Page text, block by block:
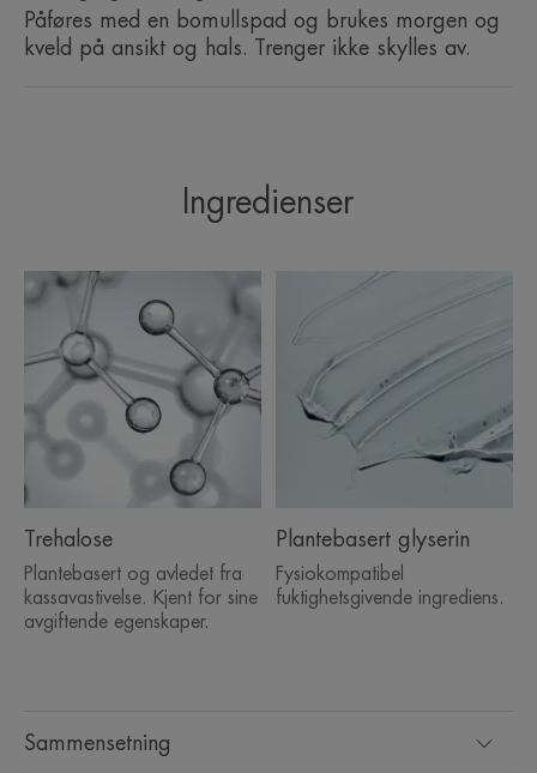
TEKSTUR
* Vurdering av mengden mikropartikler som gjenstår etter én enkelt påføring
*** Monosenterstudie utført på 32 personer med sensitiv hud og øyne, påført
to ganger daglig på ansikt, rundt øyne, lepper og brystpartiet.
**** unntatt kork
**Øvre lag av huden. Kinetisk studie på hydrering opptil 6 timer etter en
enkelt påføring, utført på 23 forsøkspersoner.
Påføres med en bomullspad og brukes morgen og
kveld på ansikt og hals. Trenger ikke skylles av.
Ingredienser
Sammensetning
Trehalose
Plantebasert og avledet fra
kassavastivelse. Kjent for sine
avgiftende egenskaper.
Plantebasert glyserin
Fysiokompatibel
fuktighetsgivende ingrediens.